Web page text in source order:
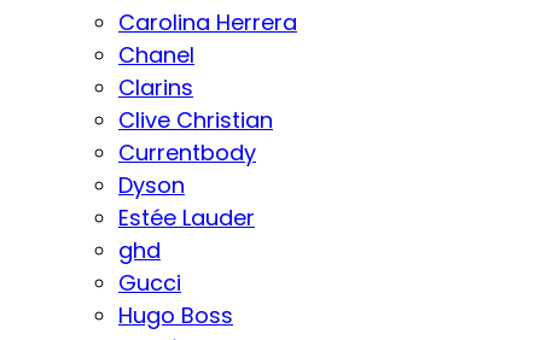
Carolina Herrera
Chanel
Clarins
Clive Christian
Currentbody
Dyson
Estée Lauder
ghd
Gucci
Hugo Boss